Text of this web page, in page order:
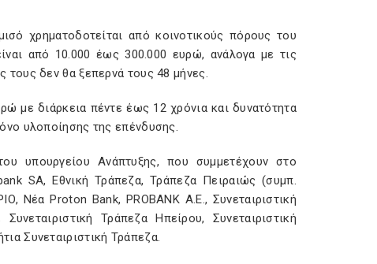
χρηματοδοτείται από κοινοτικούς πόρους του
από 10.000 έως 300.000 ευρώ, ανάλογα με τις
τους δεν θα ξεπερνά τους 48 μήνες.
με διάρκεια πέντε έως 12 χρόνια και δυνατότητα
υλοποίησης της επένδυσης.
υπουργείου Ανάπτυξης, που συμμετέχουν στο
SA, Εθνική Τράπεζα, Τράπεζα Πειραιώς (συμπ.
Proton Bank, PROBANK A.E., Συνεταιριστική
Τράπεζα Ηπείρου, Συνεταιριστική
Συνεταιριστική Τράπεζα.